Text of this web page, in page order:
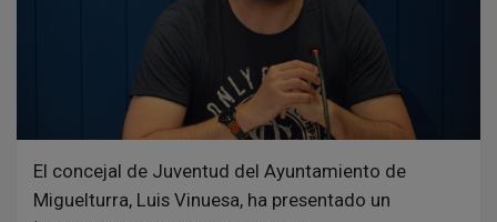
El concejal de Juventud del Ayuntamiento de
Miguelturra, Luis Vinuesa, ha presentado un